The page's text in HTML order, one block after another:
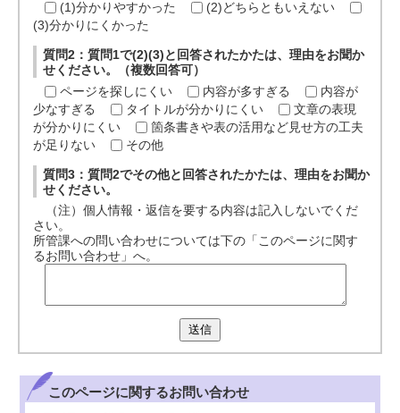
(1)分かりやすかった
(2)どちらともいえない
(3)分かりにくかった
質問2：質問1で(2)(3)と回答されたかたは、理由をお聞か
せください。（複数回答可）
ページを探しにくい
内容が多すぎる
内容が
少なすぎる
タイトルが分かりにくい
文章の表現
が分かりにくい
箇条書きや表の活用など見せ方の工夫
が足りない
その他
質問3：質問2でその他と回答されたかたは、理由をお聞か
せください。
（注）個人情報・返信を要する内容は記入しないでくだ
さい。
所管課への問い合わせについては下の「このページに関す
るお問い合わせ」へ。
送信
このページに関するお問い合わせ